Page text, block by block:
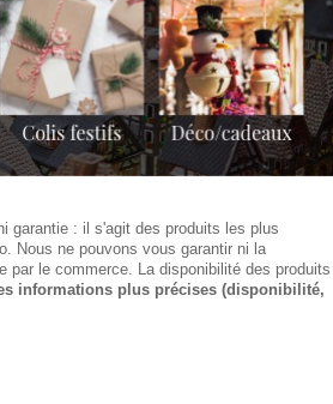
garantie : il s'agit des produits les plus
Nous ne pouvons vous garantir ni la
par le commerce. La disponibilité des produits
informations plus précises (disponibilité,